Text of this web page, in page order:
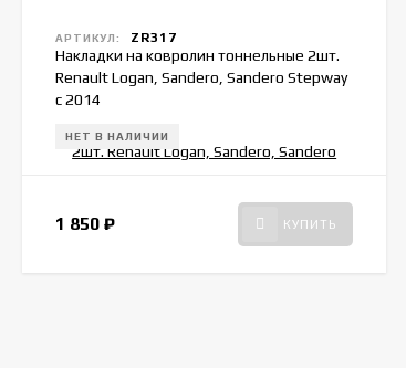
АРТИКУЛ: ZR317
Накладки на ковролин тоннельные 2шт.
Renault Logan, Sandero, Sandero Stepway
с 2014
НЕТ В НАЛИЧИИ
1 850 ₽ КУПИТЬ